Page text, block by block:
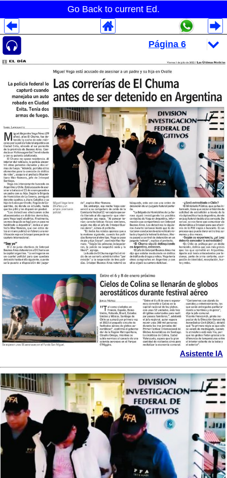
Go Back to current Ed.
Asistente IA
Despliegues Analytics
Despliegues Totales
Despliegues por Rubros